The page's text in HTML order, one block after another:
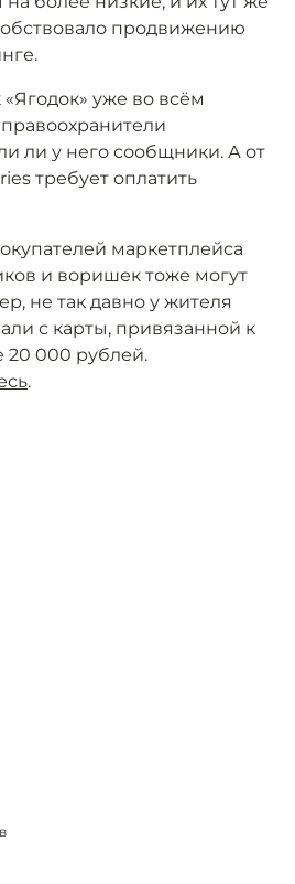
продвижению
уже во всём
правоохранители
ли у него сообщники. А от
требует оплатить
маркетплейса
и воришек тоже могут
не так давно у жителя
с карты, привязанной к
20 000 рублей.
.